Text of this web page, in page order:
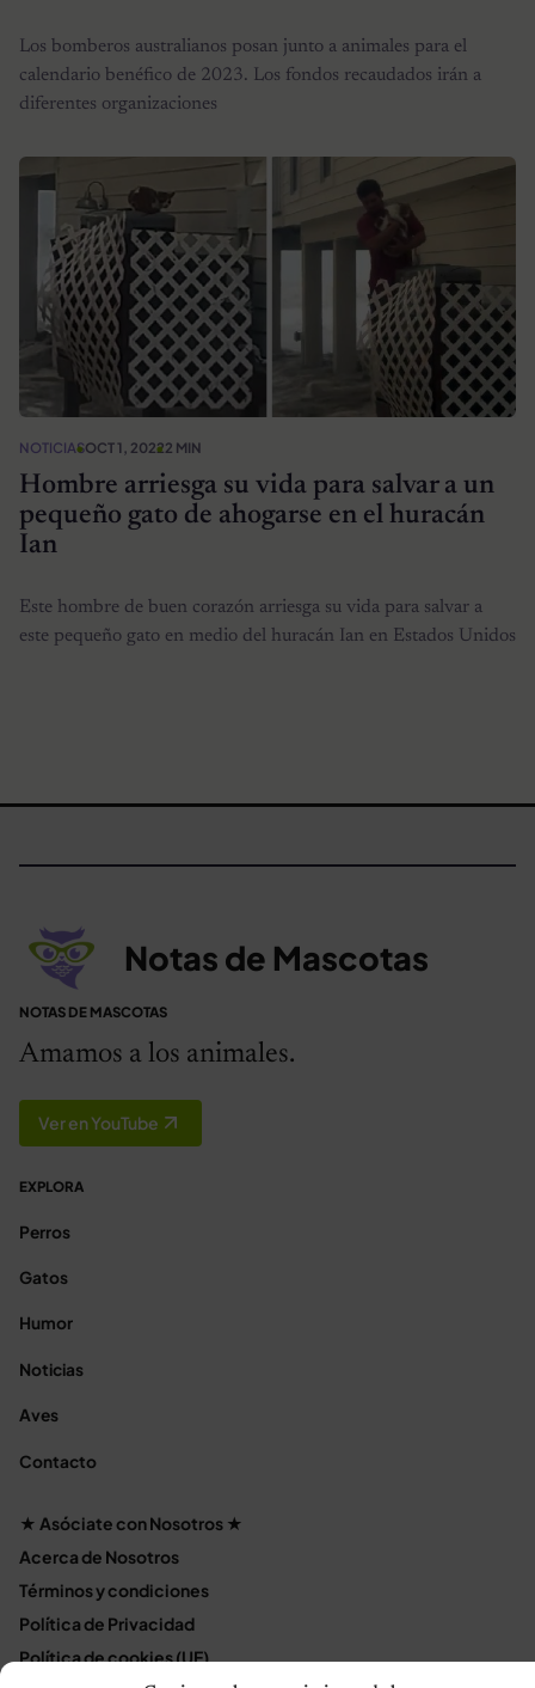
Los bomberos australianos posan junto a animales para el
calendario benéfico de 2023. Los fondos recaudados irán a
diferentes organizaciones
NOTICIASOCT 1, 20222 MIN
Hombre arriesga su vida para salvar a un
pequeño gato de ahogarse en el huracán
Ian
Este hombre de buen corazón arriesga su vida para salvar a
este pequeño gato en medio del huracán Ian en Estados Unidos
Notas de Mascotas
NOTAS DE MASCOTAS
Amamos a los animales.
Ver en YouTube
EXPLORA
Perros
Gatos
Humor
Noticias
Aves
Contacto
★ Asóciate con Nosotros ★
Acerca de Nosotros
Términos y condiciones
Política de Privacidad
Política de cookies (UE)